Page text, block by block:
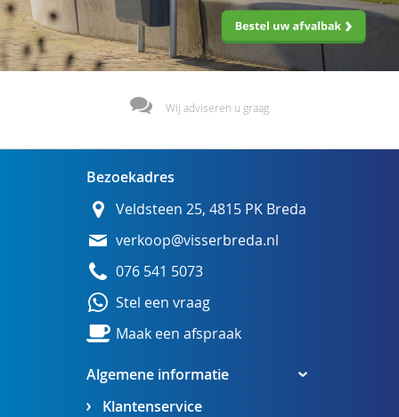
Wij adviseren u graag
Algemene informatie
Klantenservice
Bezoekadres
Veldsteen 25, 4815 PK Breda
verkoop@visserbreda.nl
076 541 5073
Stel een vraag
Maak een afspraak